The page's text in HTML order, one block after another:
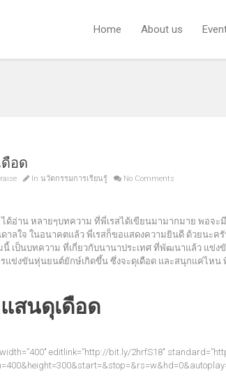
Home About us
อด
In นวัตกรรมการเรียนรู้ No Comments
ด้อ่าน หลายๆบทความ ที่พี่เรสได้เขียนมามากมาย พอจ
าลใจ ในอนาคตแล้ว พี่เรสก็ขอแสดงความยินดี ด้วยนะ
นี้ เป็นบทความ ที่เกี่ยวกับนานาประเทศ ที่พัฒนาแล้ว แ
แข่งขันหุ่นยนต์ยักษ์เกิดขึ้น ซึ่งจะดุเดือด และสนุกแค่ไหน
สนดุเดือด
editlink=”http://bit.ly/2hrfS18″